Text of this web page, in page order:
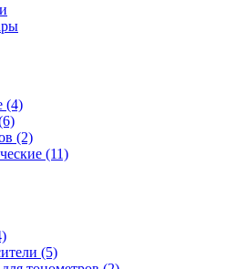
(4)
(2)
(11)
(5)